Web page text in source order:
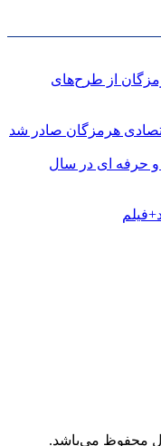
از طرح‌های
و حرفه ای در سال
آل محفوظ می‌باشد.